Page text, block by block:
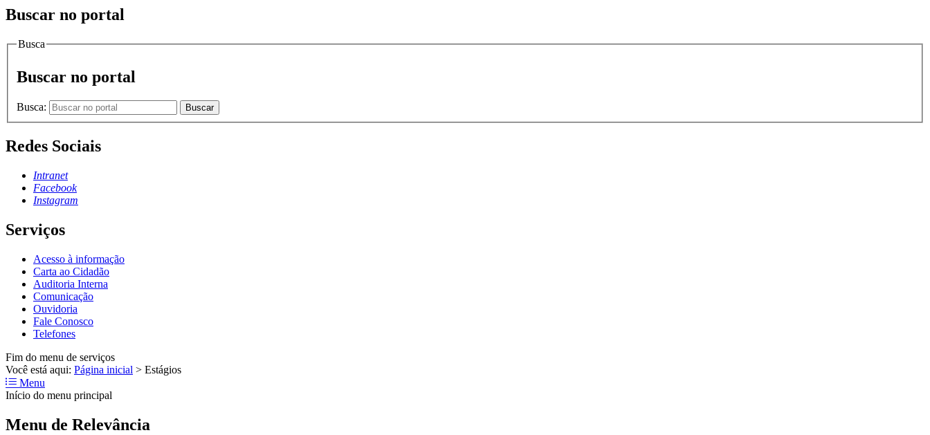
Buscar no portal
Busca
Buscar no portal
Busca: Buscar
Redes Sociais
Intranet
Facebook
Instagram
Serviços
Acesso à informação
Carta ao Cidadão
Auditoria Interna
Comunicação
Ouvidoria
Fale Conosco
Telefones
Fim do menu de serviços
Você está aqui: Página inicial > Estágios
Menu
Início do menu principal
Menu de Relevância